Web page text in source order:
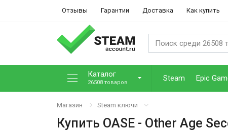
Отзывы Гарантии Доставка Как купить
Каталог
26508 товаров Steam Epic
Магазин Steam ключи
Купить OASE - Other Age